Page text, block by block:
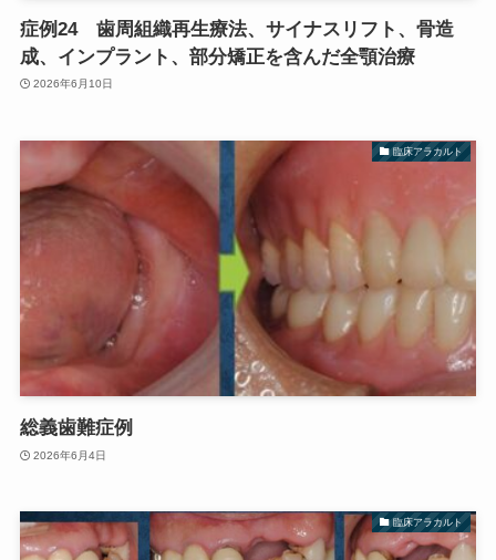
症例24 歯周組織再生療法、サイナスリフト、骨造
成、インプラント、部分矯正を含んだ全顎治療
2026年6月10日
臨床アラカルト
総義歯難症例
2026年6月4日
臨床アラカルト